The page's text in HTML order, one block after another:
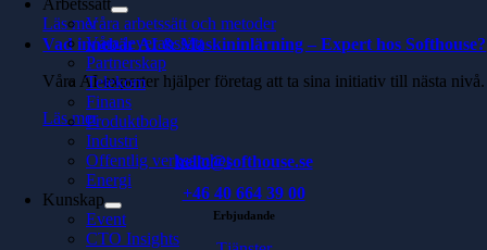
Arbetssätt
Våra arbetssätt och metoder
Våra leveranssätt
Partnerskap
Telekom
Finans
Produktbolag
Industri
Offentlig verksamhet
Energi
Kunskap
Event
CTO Insights
Läs mer
Vad innebär AI & Maskininlärning – Expert hos Softhouse?
Våra AI-experter hjälper företag att ta sina initiativ till nästa nivå.
Läs mer
hello@softhouse.se
+46 40 664 39 00
Erbjudande